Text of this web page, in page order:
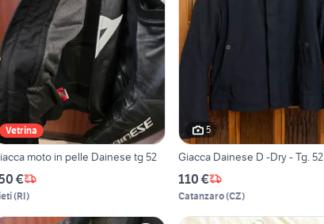
Vetrina
moto in pelle Dainese tg 52
€
(RI)
5
Giacca Dainese D -Dry - Tg. 52
110 €
Catanzaro(CZ)